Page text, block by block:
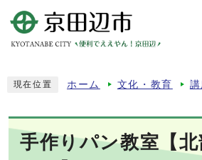
現在位置 ホーム 文化・教育
手作りパン教室【